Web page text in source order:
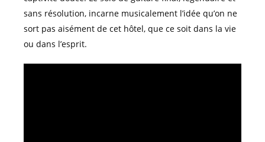
sans résolution, incarne musicalement l’idée qu’on ne
sort pas aisément de cet hôtel, que ce soit dans la vie
ou dans l’esprit.